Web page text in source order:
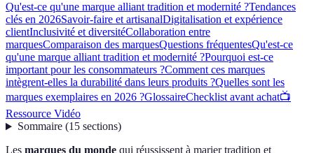
Qu'est-ce qu'une marque alliant tradition et modernité ?Tendances
clés en 2026Savoir-faire et artisanalDigitalisation et expérience
clientInclusivité et diversitéCollaboration entre
marquesComparaison des marquesQuestions fréquentesQu'est-ce
qu'une marque alliant tradition et modernité ?Pourquoi est-ce
important pour les consommateurs ?Comment ces marques
intègrent-elles la durabilité dans leurs produits ?Quelles sont les
marques exemplaires en 2026 ?GlossaireChecklist avant achat📺
Ressource Vidéo
Sommaire(15 sections)
Les marques du monde qui réussissent à marier tradition et